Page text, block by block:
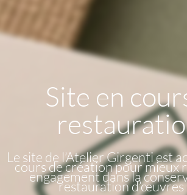
Site en
Le site de l’Atelier Girgenti est
cours de création pour mieux
engagement dans la
restauration d’œuvres